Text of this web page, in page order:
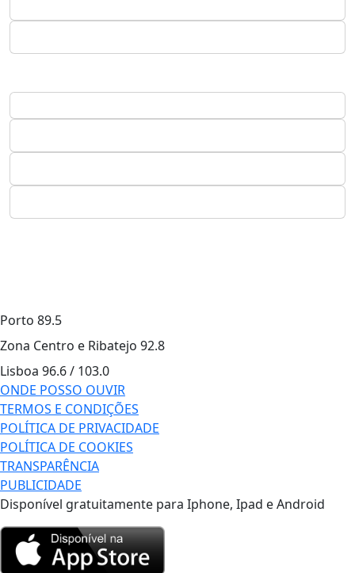
Porto 89.5
Zona Centro e Ribatejo 92.8
Lisboa 96.6 / 103.0
ONDE POSSO OUVIR
TERMOS E CONDIÇÕES
POLÍTICA DE PRIVACIDADE
POLÍTICA DE COOKIES
TRANSPARÊNCIA
PUBLICIDADE
Disponível gratuitamente para Iphone, Ipad e Android